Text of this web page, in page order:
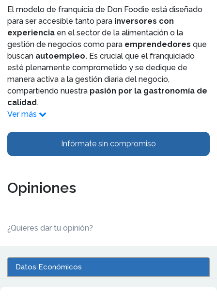
El modelo de franquicia de Don Foodie está diseñado
para ser accesible tanto para inversores con
experiencia en el sector de la alimentación o la
gestión de negocios como para emprendedores que
buscan autoempleo. Es crucial que el franquiciado
esté plenamente comprometido y se dedique de
manera activa a la gestión diaria del negocio,
compartiendo nuestra pasión por la gastronomía de
calidad.
Ver más
Infórmate sin compromiso
Opiniones
¿Quieres dar tu opinión?
Datos Económicos